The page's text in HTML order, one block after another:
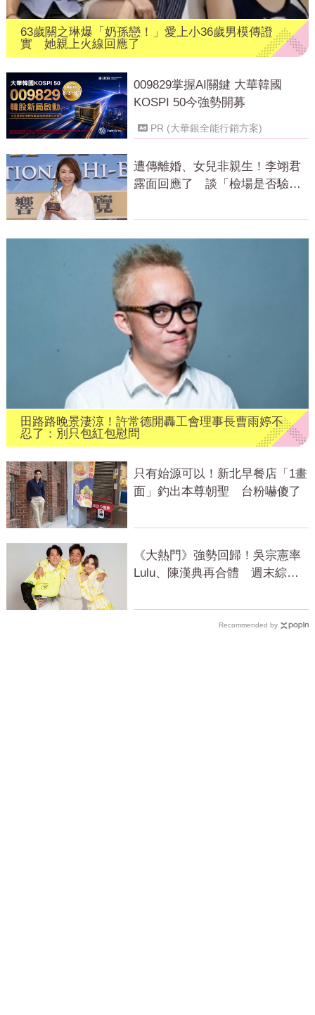
63歲關之琳爆「奶孫戀！」愛上小36歲男模傳證
實 她親上火線回應了
009829掌握AI關鍵 大華韓國
KOSPI 50今強勢開募
PR (大華銀全能行銷方案)
遭傳離婚、女兒非親生！李翊君
露面回應了 談「檢場是否驗
田路路晚景淒涼！許常德開轟工會理事長曹雨婷不
忍了：別只包紅包慰問
只有始源可以！新北早餐店「1畫
面」釣出本尊朝聖 台粉嚇傻了
《大熱門》強勢回歸！吳宗憲率
Lulu、陳漢典再合體 週末綜藝
Recommended by